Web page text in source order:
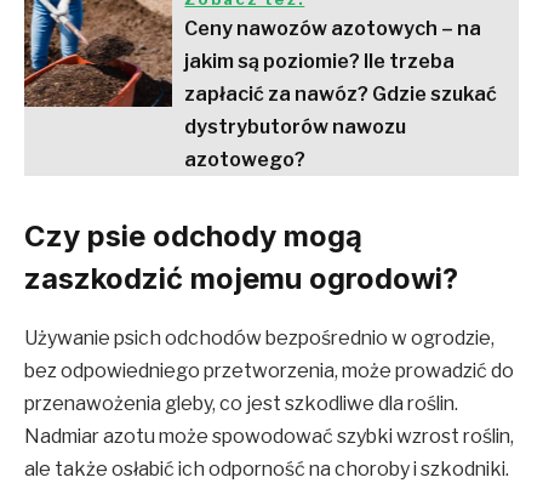
Ceny nawozów azotowych – na
jakim są poziomie? Ile trzeba
zapłacić za nawóz? Gdzie szukać
dystrybutorów nawozu
azotowego?
Czy psie odchody mogą
zaszkodzić mojemu ogrodowi?
Używanie psich odchodów bezpośrednio w ogrodzie,
bez odpowiedniego przetworzenia, może prowadzić do
przenawożenia gleby, co jest szkodliwe dla roślin.
Nadmiar azotu może spowodować szybki wzrost roślin,
ale także osłabić ich odporność na choroby i szkodniki.